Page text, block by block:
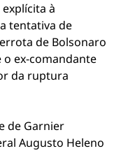
à
tentativa de
de Bolsonaro
o ex-comandante
da ruptura
de Garnier
Augusto Heleno